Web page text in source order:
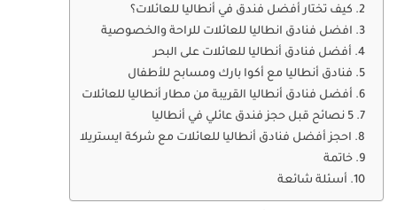
كيف تختار أفضل فندق في أنطاليا للعائلات؟
افضل فنادق انطاليا للعائلات للراحة والخصوصية
أفضل فنادق أنطاليا للعائلات على البحر
فنادق أنطاليا مع أكوا بارك ومسابح للأطفال
أفضل فنادق أنطاليا القريبة من مطار أنطاليا للعائلات
5 نصائح قبل حجز فندق عائلي في أنطاليا
احجز أفضل فنادق أنطاليا للعائلات مع شركة ايستريلا
خاتمة
أسئلة شائعة